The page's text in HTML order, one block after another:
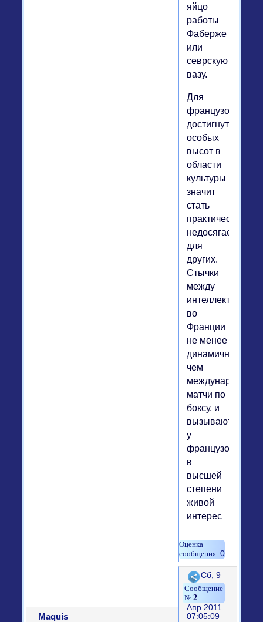
яйцо
работы
Фаберже
или
севрскую
вазу.
Для
французов
достигнуть
особых
высот в
области
культуры
значит
стать
практически
недосягаемыми
для
других.
Стычки
между
интеллектуалами
во
Франции
не менее
динамичны,
чем
международные
матчи по
боксу, и
вызывают
у
французов
в
высшей
степени
живой
интерес
0
Поделиться
2
Сб, 9
Апр 2011
07:05:09
Maquis